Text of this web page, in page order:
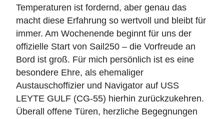
Temperaturen ist fordernd, aber genau das
macht diese Erfahrung so wertvoll und bleibt für
immer. Am Wochenende beginnt für uns der
offizielle Start von Sail250 – die Vorfreude an
Bord ist groß. Für mich persönlich ist es eine
besondere Ehre, als ehemaliger
Austauschoffizier und Navigator auf USS
LEYTE GULF (CG‑55) hierhin zurückzukehren.
Überall offene Türen, herzliche Begegnungen